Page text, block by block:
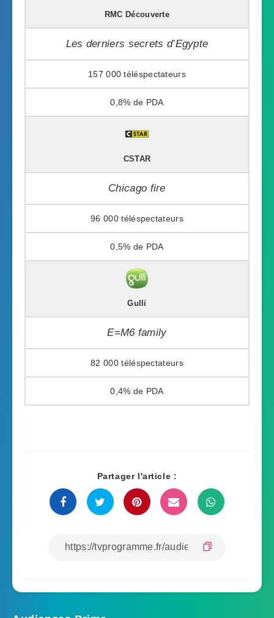
RMC Découverte
Les derniers secrets d’Egypte
157 000
0,8%
CSTAR
Chicago fire
96 000
0,5%
Gulli
E=M6 family
82 000
0,4%
Partager l'article :